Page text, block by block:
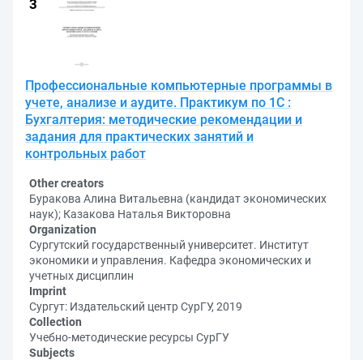
Профессиональные компьютерные программы в
учете, анализе и аудите. Практикум по 1С :
Бухгалтерия: методические рекомендации и
задания для практических занятий и
контрольных работ
Other creators
Буракова Алина Витальевна (кандидат экономических
наук); Казакова Наталья Викторовна
Organization
Сургутский государственный университет. Институт
экономики и управления. Кафедра экономических и
учетных дисциплин
Imprint
Сургут: Издательский центр СурГУ, 2019
Collection
Учебно-методические ресурсы СурГУ
Subjects